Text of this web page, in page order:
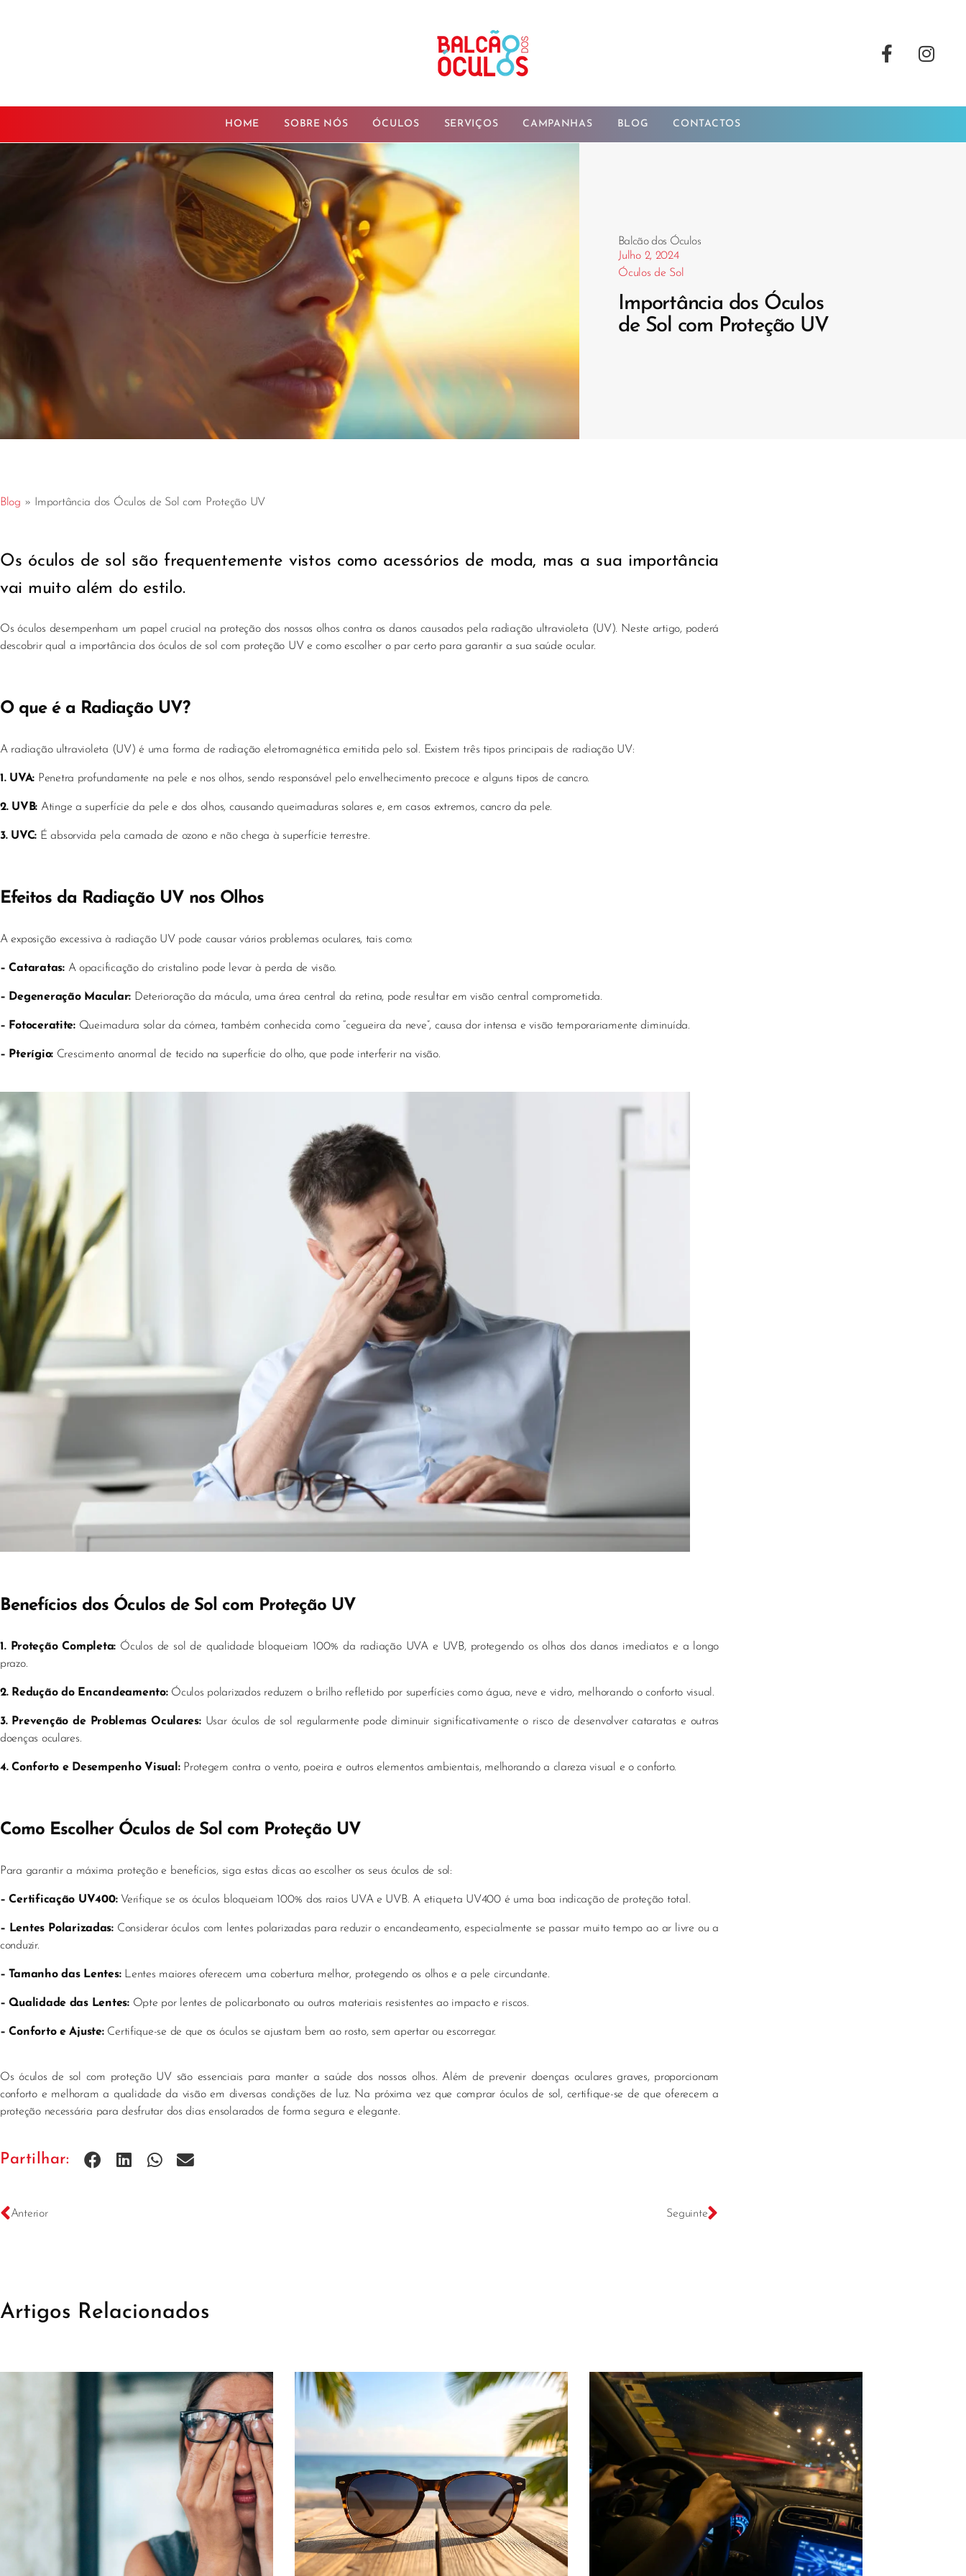
HOME SOBRE NÓS ÓCULOS SERVIÇOS CAMPANHAS BLOG CONTACTOS
Balcão dos Óculos
Julho 2, 2024
Óculos de Sol
Importância dos Óculos
de Sol com Proteção UV
Blog » Importância dos Óculos de Sol com Proteção UV
Os óculos de sol são frequentemente vistos como acessórios de moda, mas a sua importância
vai muito além do estilo.
Os óculos desempenham um papel crucial na proteção dos nossos olhos contra os danos causados pela radiação ultravioleta (UV). Neste artigo, poderá
descobrir qual a importância dos óculos de sol com proteção UV e como escolher o par certo para garantir a sua saúde ocular.
O que é a Radiação UV?
A radiação ultravioleta (UV) é uma forma de radiação eletromagnética emitida pelo sol. Existem três tipos principais de radiação UV:
1. UVA: Penetra profundamente na pele e nos olhos, sendo responsável pelo envelhecimento precoce e alguns tipos de cancro.
2. UVB: Atinge a superfície da pele e dos olhos, causando queimaduras solares e, em casos extremos, cancro da pele.
3. UVC: É absorvida pela camada de ozono e não chega à superfície terrestre.
Efeitos da Radiação UV nos Olhos
A exposição excessiva à radiação UV pode causar vários problemas oculares, tais como:
– Cataratas: A opacificação do cristalino pode levar à perda de visão.
– Degeneração Macular: Deterioração da mácula, uma área central da retina, pode resultar em visão central comprometida.
– Fotoceratite:Queimadura solar da córnea, também conhecida como “cegueira da neve”, causa dor intensa e visão temporariamente diminuída.
– Pterígio: Crescimento anormal de tecido na superfície do olho, que pode interferir na visão.
Benefícios dos Óculos de Sol com Proteção UV
1. Proteção Completa: Óculos de sol de qualidade bloqueiam 100% da radiação UVA e UVB, protegendo os olhos dos danos imediatos e a longo
prazo.
2. Redução do Encandeamento: Óculos polarizados reduzem o brilho refletido por superfícies como água, neve e vidro, melhorando o conforto visual.
3. Prevenção de Problemas Oculares: Usar óculos de sol regularmente pode diminuir significativamente o risco de desenvolver cataratas e outras
doenças oculares.
4. Conforto e Desempenho Visual: Protegem contra o vento, poeira e outros elementos ambientais, melhorando a clareza visual e o conforto.
Como Escolher Óculos de Sol com Proteção UV
Para garantir a máxima proteção e benefícios, siga estas dicas ao escolher os seus óculos de sol:
– Certificação UV400: Verifique se os óculos bloqueiam 100% dos raios UVA e UVB. A etiqueta UV400 é uma boa indicação de proteção total.
– Lentes Polarizadas:Considerar óculos com lentes polarizadas para reduzir o encandeamento, especialmente se passar muito tempo ao ar livre ou a
conduzir.
– Tamanho das Lentes:Lentes maiores oferecem uma cobertura melhor, protegendo os olhos e a pele circundante.
– Qualidade das Lentes: Opte por lentes de policarbonato ou outros materiais resistentes ao impacto e riscos.
– Conforto e Ajuste:Certifique-se de que os óculos se ajustam bem ao rosto, sem apertar ou escorregar.
Os óculos de sol com proteção UV são essenciais para manter a saúde dos nossos olhos. Além de prevenir doenças oculares graves, proporcionam
conforto e melhoram a qualidade da visão em diversas condições de luz. Na próxima vez que comprar óculos de sol, certifique-se de que oferecem a
proteção necessária para desfrutar dos dias ensolarados de forma segura e elegante.
Partilhar:
Anterior Seguinte
Artigos Relacionados